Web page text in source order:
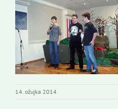
Novi odmev – naše glasilo
Izdavaštvo
Korisne informacije
14. ožujka 2014